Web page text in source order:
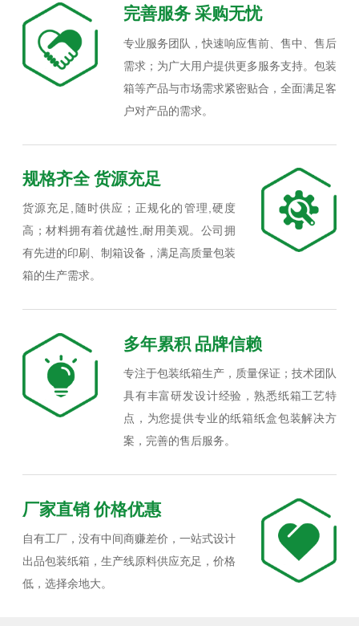
完善服务 采购无忧
专业服务团队，快速响应售前、售中、售后
需求；为广大用户提供更多服务支持。包装
箱等产品与市场需求紧密贴合，全面满足客
户对产品的需求。
规格齐全 货源充足
货源充足,随时供应；正规化的管理,硬度
高；材料拥有着优越性,耐用美观。公司拥
有先进的印刷、制箱设备，满足高质量包装
箱的生产需求。
多年累积 品牌信赖
专注于包装纸箱生产，质量保证；技术团队
具有丰富研发设计经验，熟悉纸箱工艺特
点，为您提供专业的纸箱纸盒包装解决方
案，完善的售后服务。
厂家直销 价格优惠
自有工厂，没有中间商赚差价，一站式设计
出品包装纸箱，生产线原料供应充足，价格
低，选择余地大。